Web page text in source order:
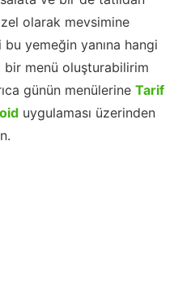
olarak mevsimine
yemeğin yanına hangi
bir menü oluşturabilirim
günün menülerine Tarif
uygulaması üzerinden